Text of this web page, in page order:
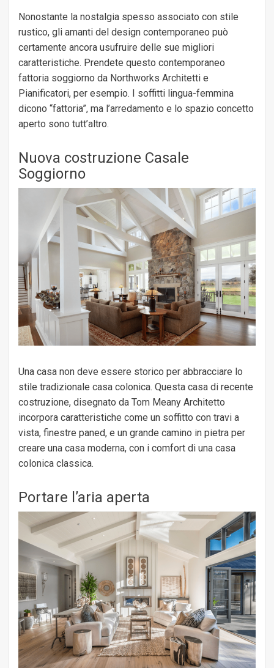
Nonostante la nostalgia spesso associato con stile
rustico, gli amanti del design contemporaneo può
certamente ancora usufruire delle sue migliori
caratteristiche. Prendete questo contemporaneo
fattoria soggiorno da Northworks Architetti e
Pianificatori, per esempio. I soffitti lingua-femmina
dicono “fattoria”, ma l’arredamento e lo spazio concetto
aperto sono tutt’altro.
Nuova costruzione Casale
Soggiorno
Una casa non deve essere storico per abbracciare lo
stile tradizionale casa colonica. Questa casa di recente
costruzione, disegnato da Tom Meany Architetto
incorpora caratteristiche come un soffitto con travi a
vista, finestre paned, e un grande camino in pietra per
creare una casa moderna, con i comfort di una casa
colonica classica.
Portare l’aria aperta